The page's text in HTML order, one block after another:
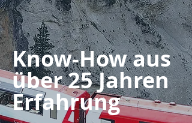
Know-How aus
über 25 Jahren
Erfahrung